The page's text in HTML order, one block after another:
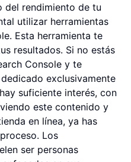
del rendimiento de tu
utilizar herramientas
Esta herramienta te
resultados. Si no estás
Console y te
exclusivamente
suficiente interés, con
este contenido y
en línea, ya has
Los
ser personas